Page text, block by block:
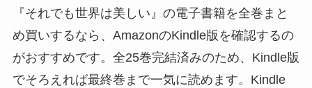
『それでも世界は美しい』の電子書籍を全巻まと
め買いするなら、AmazonのKindle版を確認するの
がおすすめです。全25巻完結済みのため、Kindle版
でそろえれば最終巻まで一気に読めます。Kindle